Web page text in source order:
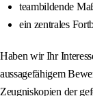
teambildende
ein zentrales
Haben wir Ihr
aussagefähigem
Zeugniskopien der